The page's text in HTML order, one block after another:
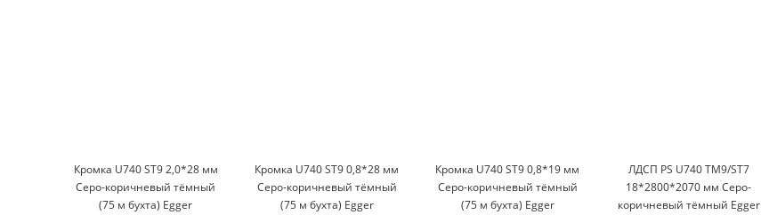
Кромка U740 ST9 2,0*28 мм
Cеро-коричневый тёмный
(75 м бухта) Egger
Кромка U740 ST9 0,8*28 мм
Cеро-коричневый тёмный
(75 м бухта) Egger
Кромка U740 ST9 0,8*19 мм
Cеро-коричневый тёмный
(75 м бухта) Egger
ЛДСП PS U740 TM9/ST7
18*2800*2070 мм Cеро-
коричневый тёмный Egger